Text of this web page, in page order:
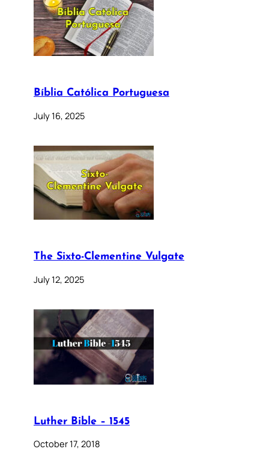
Bíblia Católica Portuguesa
July 16, 2025
The Sixto-Clementine Vulgate
July 12, 2025
Luther Bible – 1545
October 17, 2018